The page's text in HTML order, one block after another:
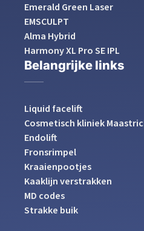
Emerald Green Laser
EMSCULPT
Alma Hybrid
Harmony XL Pro SE IPL
Belangrijke links
Liquid facelift
Cosmetisch kliniek
Endolift
Fronsrimpel
Kraaienpootjes
Kaaklijn verstrakken
MD codes
Strakke buik